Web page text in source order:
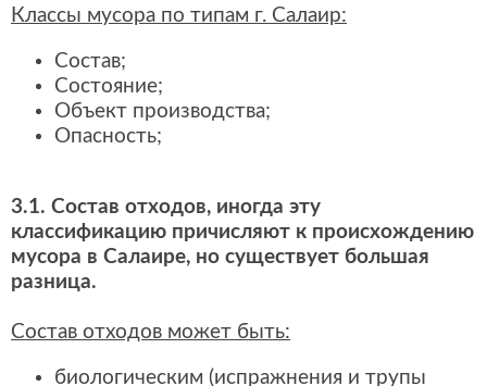
Классы мусора по типам г. Салаир:
Состав;
Состояние;
Объект производства;
Опасность;
3.1. Состав отходов, иногда эту
классификацию причисляют к происхождению
мусора в Салаире, но существует большая
разница.
Состав отходов может быть:
биологическим (испражнения и трупы